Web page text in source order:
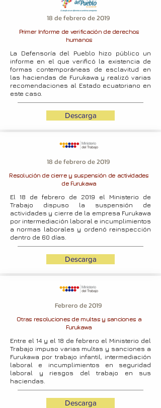
18 de febrero de 2019
Primer Informe de verificación de derechos
humanos
La Defensoría del Pueblo hizo público un
informe en el que verificó la existencia de
formas contemporáneas de esclavitud en
las haciendas de Furukawa y realizó varias
recomendaciones al Estado ecuatoriano en
este caso.
Descarga
18 de febrero de 2019
Resolución de cierre y suspensión de actividades
de Furukawa
El 18 de febrero de 2019 el Ministerio de
Trabajo dispuso la suspensión de
actividades y cierre de la empresa Furukawa
por intermediación laboral e incumplimientos
a normas laborales y ordenó reinspección
dentro de 60 días.
Descarga
Febrero de 2019
Otras resoluciones de multas y sanciones a
Furukawa
Entre el 14 y el 18 de febrero el Ministerio del
Trabajo impuso varias multas y sanciones a
Furukawa por trabajo infantil, intermediación
laboral e incumplimientos en seguridad
laboral y riesgos del trabajo en sus
haciendas.
Descarga